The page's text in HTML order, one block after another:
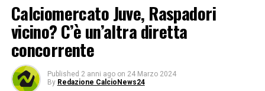
Calciomercato Juve, Raspadori
vicino? C’è un’altra diretta
concorrente
Published 2 anni ago on 24 Marzo 2024
By Redazione CalcioNews24